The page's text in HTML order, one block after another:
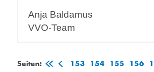
Anja Baldamus
VVO-Team
Seiten: 153 154 155 156